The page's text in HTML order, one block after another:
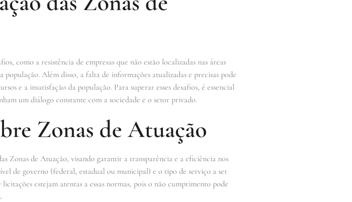
como a resistência de empresas que não estão localizadas nas áreas
Além disso, a falta de informações atualizadas e precisas pode
e a insatisfação da população. Para superar esses desafios, é essencial
um diálogo constante com a sociedade e o setor privado.
Zonas de Atuação
Zonas de Atuação, visando garantir a transparência e a eficiência nos
de governo (federal, estadual ou municipal) e o tipo de serviço a ser
estejam atentas a essas normas, pois o não cumprimento pode